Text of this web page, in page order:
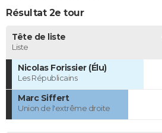
Résultat 2e tour
Tête de liste
Liste
Nicolas Forissier (Élu)
Les Républicains
Marc Siffert
Union de l'extrême droite